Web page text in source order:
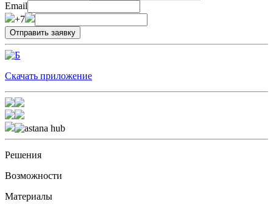
Email
+7
Скачать приложение
Решения
Возможности
Материалы